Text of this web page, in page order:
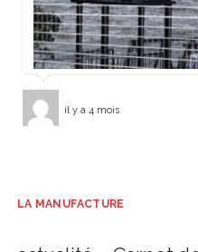
il y a 4 mois
LA MANUFACTURE